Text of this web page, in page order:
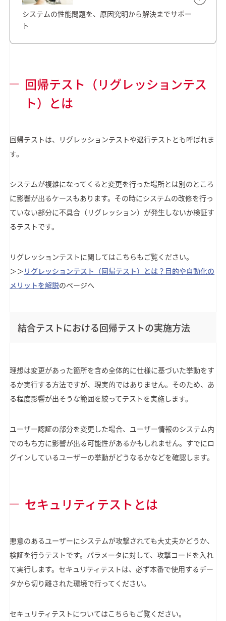
システムの性能問題を、原因究明から解決までサポー
ト
回帰テスト（リグレッションテス
ト）とは
回帰テストは、リグレッションテストや退行テストとも呼ばれま
す。
システムが複雑になってくると変更を行った場所とは別のところ
に影響が出るケースもあります。その時にシステムの改修を行っ
ていない部分に不具合（リグレッション）が発生しないか検証す
るテストです。
リグレッションテストに関してはこちらもご覧ください。
＞＞ リグレッションテスト（回帰テスト）とは？目的や自動化の
メリットを解説のページへ
結合テストにおける回帰テストの実施方法
理想は変更があった箇所を含め全体的に仕様に基づいた挙動をす
るか実行する方法ですが、現実的ではありません。そのため、あ
る程度影響が出そうな範囲を絞ってテストを実施します。
ユーザー認証の部分を変更した場合、ユーザー情報のシステム内
でのもち方に影響が出る可能性があるかもしれません。すでにロ
グインしているユーザーの挙動がどうなるかなどを確認します。
セキュリティテストとは
悪意のあるユーザーにシステムが攻撃されても大丈夫かどうか、
検証を行うテストです。パラメータに対して、攻撃コードを入れ
て実行します。セキュリティテストは、必ず本番で使用するデー
タから切り離された環境で行ってください。
セキュリティテストについてはこちらもご覧ください。